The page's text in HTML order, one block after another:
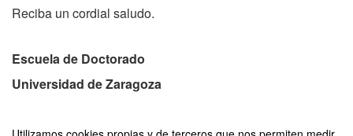
Reciba un cordial saludo.
Escuela de Doctorado
Universidad de Zaragoza